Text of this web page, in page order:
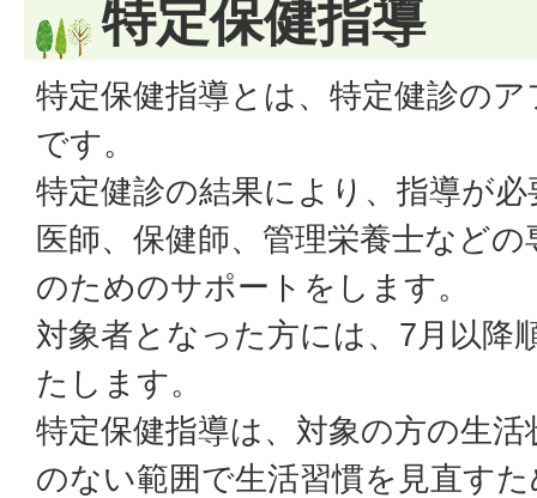
特定保健指導
特定保健指導とは、特定健診の
です。
特定健診の結果により、指導が
医師、保健師、管理栄養士など
のためのサポートをします。
対象者となった方には、7月以降
たします。
特定保健指導は、対象の方の生
のない範囲で生活習慣を見直す